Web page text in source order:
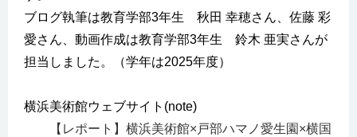
ブログ執筆は教育学部3年生 秋田 幸穂さん、佐藤 彩
愛さん、動画作成は教育学部3年生 鈴木 亜実さんが
担当しました。（学年は2025年度）
横浜美術館ウェブサイト(note)
【レポート】横浜美術館×戸部ハマノ愛生園×横国